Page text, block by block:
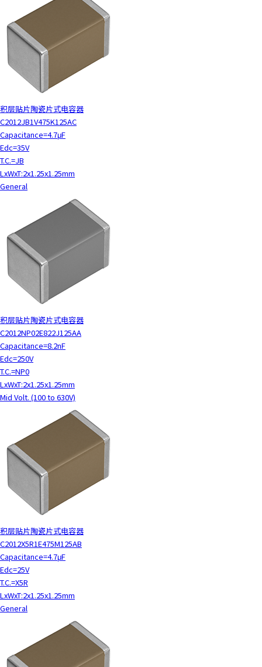
积层贴片陶瓷片式电容器
C2012JB1V475K125AC
Capacitance=4.7μF
Edc=35V
T.C.=JB
LxWxT:2x1.25x1.25mm
General
积层贴片陶瓷片式电容器
C2012NP02E822J125AA
Capacitance=8.2nF
Edc=250V
T.C.=NP0
LxWxT:2x1.25x1.25mm
Mid Volt. (100 to 630V)
积层贴片陶瓷片式电容器
C2012X5R1E475M125AB
Capacitance=4.7μF
Edc=25V
T.C.=X5R
LxWxT:2x1.25x1.25mm
General